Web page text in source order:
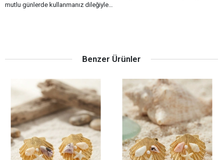
mutlu günlerde kullanmanız dileğiyle…
Benzer Ürünler